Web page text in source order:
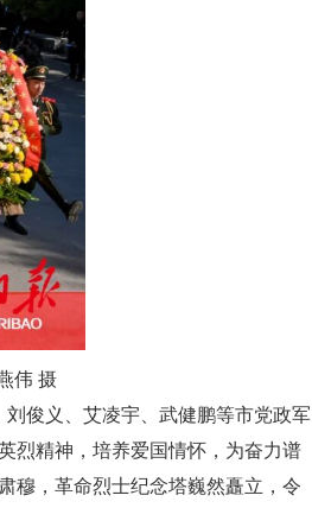
伟 摄
俊义、艾凌宇、武健鹏等市党政军
烈精神，培养爱国情怀，为奋力谱
穆，革命烈士纪念塔巍然矗立，令